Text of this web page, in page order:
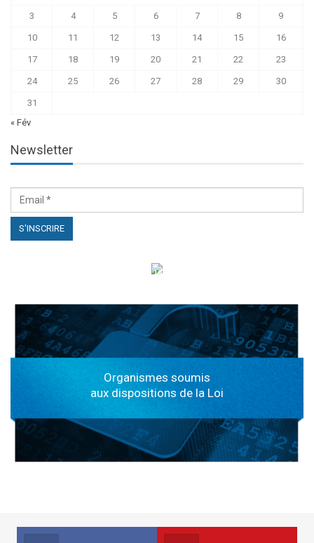
3 4 5 6 7 8 9
10 11 12 13 14 15 16
17 18 19 20 21 22 23
24 25 26 27 28 29 30
31
« Fév
Newsletter
الهياكل الخاضعة لقانون النفاذ إلى المعلومة
Organismes soumis
aux dispositions de la Loi